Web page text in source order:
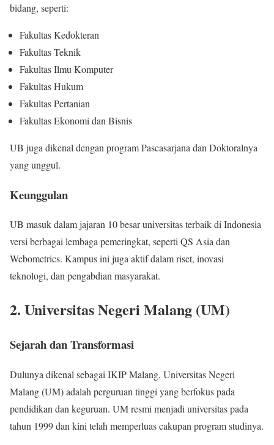
bidang, seperti:
Fakultas Kedokteran
Fakultas Teknik
Fakultas Ilmu Komputer
Fakultas Hukum
Fakultas Pertanian
Fakultas Ekonomi dan Bisnis
UB juga dikenal dengan program Pascasarjana dan Doktoralnya
yang unggul.
Keunggulan
UB masuk dalam jajaran 10 besar universitas terbaik di Indonesia
versi berbagai lembaga pemeringkat, seperti QS Asia dan
Webometrics. Kampus ini juga aktif dalam riset, inovasi
teknologi, dan pengabdian masyarakat.
2. Universitas Negeri Malang (UM)
Sejarah dan Transformasi
Dulunya dikenal sebagai IKIP Malang, Universitas Negeri
Malang (UM) adalah perguruan tinggi yang berfokus pada
pendidikan dan keguruan. UM resmi menjadi universitas pada
tahun 1999 dan kini telah memperluas cakupan program studinya.